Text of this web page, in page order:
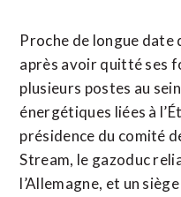
Proche ‌de longue date
après avoir quitté ses
plusieurs postes au
énergétiques liées à
présidence du comité
Stream, ‌le gazoduc
l’Allemagne, et un